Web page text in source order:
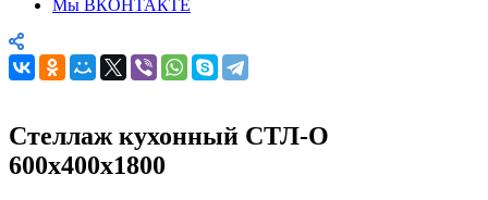
Мы ВКОНТАКТЕ
Стеллаж кухонный СТЛ-О
600х400х1800